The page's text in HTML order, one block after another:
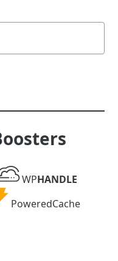
WPHANDLE
PoweredCache